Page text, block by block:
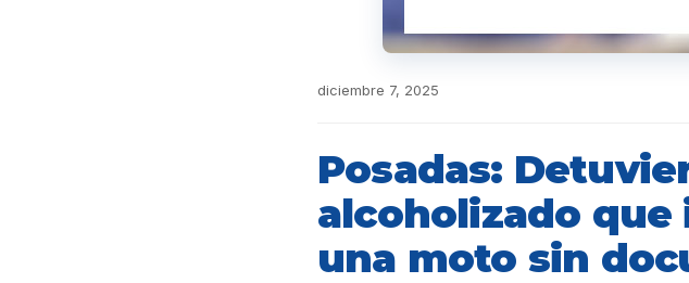
diciembre 7, 2025
Posadas:
alcoholizado
una moto sin